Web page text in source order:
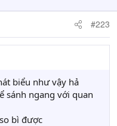
#223
biểu như vậy hả
sánh ngang với quan
bì được